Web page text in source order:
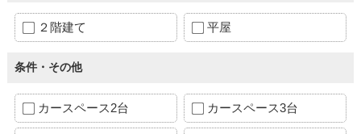
２階建て 平屋
条件・その他
カースペース2台 カースペース3台